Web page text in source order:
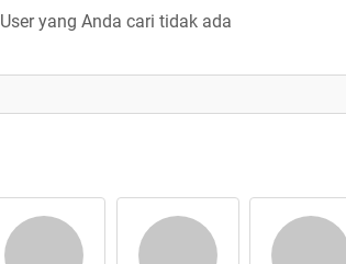
User yang Anda cari tidak ada